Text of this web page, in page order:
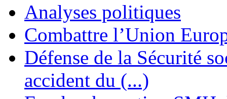
Analyses politiques
Combattre l’Union
Défense de la Sécurité
accident du (...)